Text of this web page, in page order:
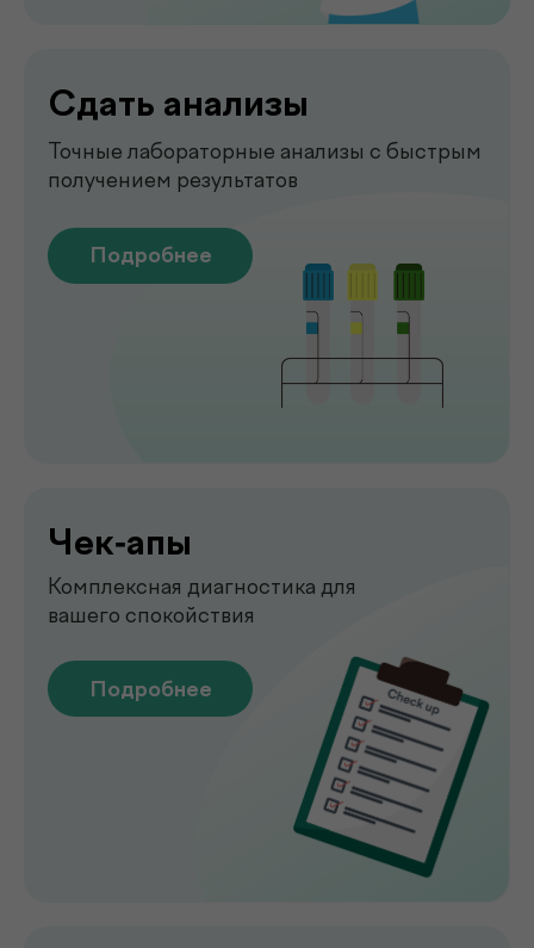
Рентген
Быстрая и точная диагностика состояния
УЗИ-обследование для быстрой
оценки состояния органов